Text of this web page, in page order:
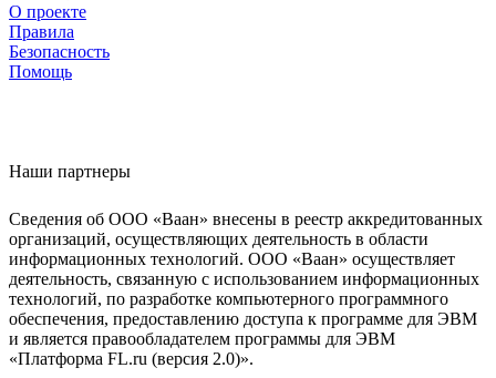
О проекте
Правила
Безопасность
Помощь
Наши партнеры
Сведения об ООО «Ваан» внесены в реестр аккредитованных
организаций, осуществляющих деятельность в области
информационных технологий. ООО «Ваан» осуществляет
деятельность, связанную с использованием информационных
технологий, по разработке компьютерного программного
обеспечения, предоставлению доступа к программе для ЭВМ
и является правообладателем программы для ЭВМ
«Платформа FL.ru (версия 2.0)».